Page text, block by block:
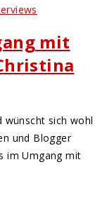
mit
wünscht sich wohl
und Blogger
im Umgang mit